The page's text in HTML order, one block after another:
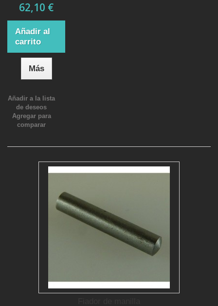
62,10 €
Añadir al
carrito
Más
Añadir a la lista
de deseos
Agregar para
comparar